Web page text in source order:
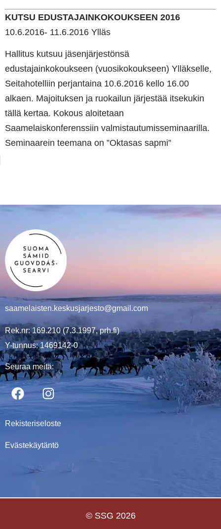
KUTSU EDUSTAJAINKOKOUKSEEN 2016
10.6.2016- 11.6.2016 Ylläs
Hallitus kutsuu jäsenjärjestönsä
edustajainkokoukseen (vuosikokoukseen) Ylläkselle,
Seitahotelliin perjantaina 10.6.2016 kello 16.00
alkaen. Majoituksen ja ruokailun järjestää itsekukin
tällä kertaa. Kokous aloitetaan
Saamelaiskonferenssiin valmistautumisseminaarilla.
Seminaarein teemana on ”Oktasas sapmi”
saamelaisten.keskusjarjesto@gmail.com
Rek.nr: 169.210 (7.3.1997, prh.fi)
Y-tunnus: 1469142-0
Seuraa meitä:
Rekisteriseloste
Evästekäytäntö
© SSG 2026